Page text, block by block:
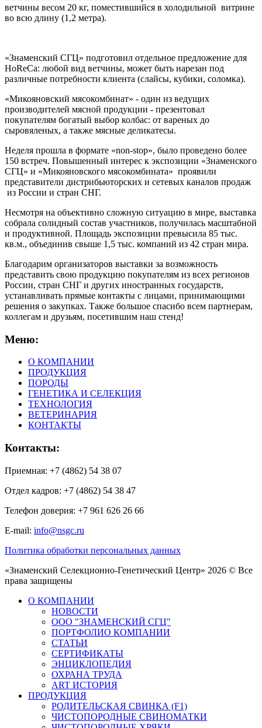
ветчины весом 20 кг, поместившийся в холодильной витрине
во всю длину (1,2 метра).
«Знаменский СГЦ» подготовил отдельное предложение для
HoReCa: любой вид ветчины, может быть нарезан под
различные потребности клиента (слайсы, кубики, соломка).
«Микояновский мясокомбинат» - один из ведущих
производителей мясной продукции - презентовал
покупателям богатый выбор колбас: от вареных до
сыровяленых, а также мясные деликатесы.
Неделя прошла в формате «non-stop», было проведено более
150 встреч. Повышенный интерес к экспозиции «Знаменского
СГЦ» и «Микояновского мясокомбината» проявили
представители дистрибьюторских и сетевых каналов продаж
из России и стран СНГ.
Несмотря на объективно сложную ситуацию в мире, выставка
собрала солидный состав участников, получилась масштабной
и продуктивной. Площадь экспозиции превысила 85 тыс.
кв.м., объединив свыше 1,5 тыс. компаний из 42 стран мира.
Благодарим организаторов выставки за возможность
представить свою продукцию покупателям из всех регионов
России, стран СНГ и других иностранных государств,
устанавливать прямые контакты с лицами, принимающими
решения о закупках. Также большое спасибо всем партнерам,
коллегам и друзьям, посетившим наш стенд!
Меню:
О КОМПАНИИ
ПРОДУКЦИЯ
ПОРОДЫ
ГЕНЕТИКА И СЕЛЕКЦИЯ
ТЕХНОЛОГИЯ
ВЕТЕРИНАРИЯ
КОНТАКТЫ
Контакты:
Приемная: +7 (4862) 54 38 07
Отдел кадров: +7 (4862) 54 38 47
Телефон доверия: +7 961 626 26 66
E-mail: info@nsgc.ru
Политика обработки персональных данных
«Знаменский Селекционно-Генетический Центр» 2026 © Все
права защищены
О КОМПАНИИ
НОВОСТИ
ООО "ЗНАМЕНСКИЙ СГЦ"
ПОРТФОЛИО КОМПАНИИ
СТАТЬИ
СЕРТИФИКАТЫ
ЭНЦИКЛОПЕДИЯ
ОХРАНА ТРУДА
ART ИСТОРИЯ
ПРОДУКЦИЯ
РОДИТЕЛЬСКАЯ СВИНКА (F1)
ЧИСТОПОРОДНЫЕ СВИНОМАТКИ